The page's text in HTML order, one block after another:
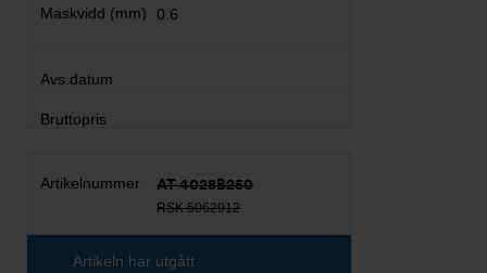
0.6
AT 4028B250
RSK 5062912
Artikeln har utgått